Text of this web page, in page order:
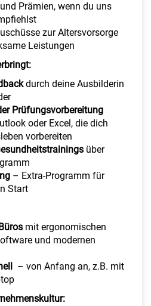
und Prämien, wenn du uns
zur Altersvorsorge
Leistungen
durch deine Ausbilderin
Prüfungsvorbereitung
oder Excel, die dich
vorbereiten
über
– Extra-Programm für
Start
mit ergonomischen
und modernen
– von Anfang an, z.B. mit